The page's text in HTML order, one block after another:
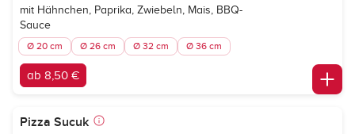
mit Hähnchen, Paprika, Zwiebeln, Mais, BBQ-
Sauce
Ø 20 cm Ø 26 cm Ø 32 cm Ø 36 cm
ab 8,50 €
Pizza Sucuk